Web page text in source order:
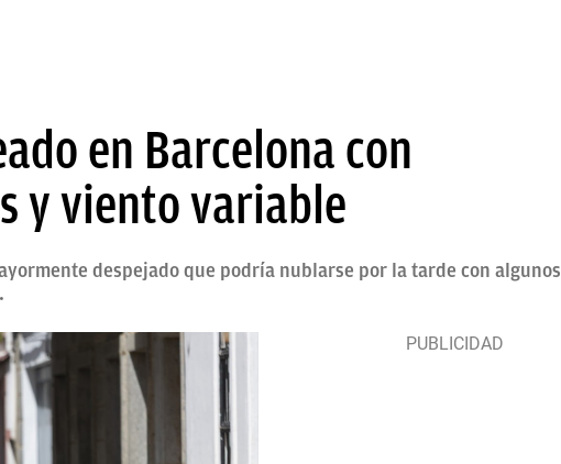
en Barcelona con
y viento variable
despejado que podría nublarse por la tarde con algunos